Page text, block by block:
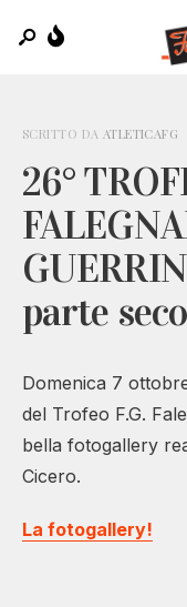
SCRITTO DA ATLETICAFG
26°
parte
Domenica 7
del Trofeo F.G.
bella fotogallery
Cicero.
La fotogallery!